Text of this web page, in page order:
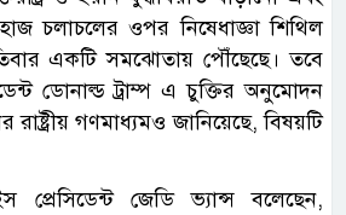
চলাচলের ওপর নিষেধাজ্ঞা শিথিল
একটি সমঝোতায় পৌঁছেছে। তবে
ডোনাল্ড ট্রাম্প এ চুক্তির অনুমোদন
রাষ্ট্রীয় গণমাধ্যমও জানিয়েছে, বিষয়টি
প্রেসিডেন্ট জেডি ভ্যান্স বলেছেন,